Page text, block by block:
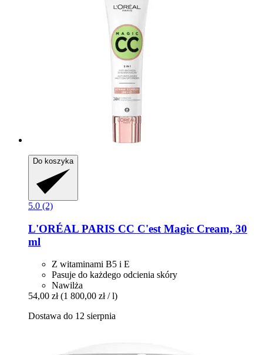
Do koszyka
5.0 (2)
L'ORÉAL PARIS CC C'est Magic Cream, 30
ml
Z witaminami B5 i E
Pasuje do każdego odcienia skóry
Nawilża
54,00 zł (1 800,00 zł / l)
Dostawa do 12 sierpnia